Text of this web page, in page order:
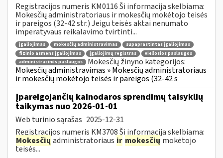
Registracijos numeris KM0116 Ši informacija skelbiama:
Mokesčių administratoriaus ir mokesčių mokėtojo teisės
ir pareigos (32-42 str.) Jeigu teisės aktai nenumato
imperatyvaus reikalavimo tvirtinti...
įgaliojimas mokesčių administravimas
supaprastintas įgaliojimas
fizinio asmens įgaliojimas
įgaliojimų registras
viešosios paslaugos
administracinės paslaugos
Mokesčių žinyno kategorijos:
Mokesčių administravimas » Mokesčių administratoriaus
ir mokesčių mokėtojo teisės ir pareigos (32-42 s
Įpareigojančių kainodaros sprendimų taisyklių
taikymas nuo 2026-01-01
Web turinio sąrašas 2025-12-31
Registracijos numeris KM3708 Ši informacija skelbiama:
Mokesčių administratoriaus ir mokesčių mokėtojo
teisės...